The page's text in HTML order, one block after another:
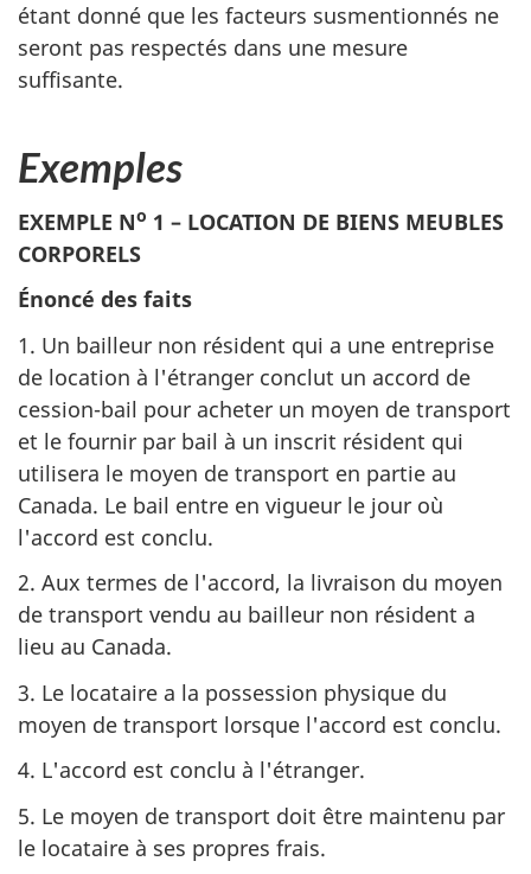
étant donné que les facteurs susmentionnés ne
seront pas respectés dans une mesure
suffisante.
Exemples
EXEMPLE No 1 – LOCATION DE BIENS MEUBLES
CORPORELS
Énoncé des faits
1. Un bailleur non résident qui a une entreprise
de location à l'étranger conclut un accord de
cession-bail pour acheter un moyen de transport
et le fournir par bail à un inscrit résident qui
utilisera le moyen de transport en partie au
Canada. Le bail entre en vigueur le jour où
l'accord est conclu.
2. Aux termes de l'accord, la livraison du moyen
de transport vendu au bailleur non résident a
lieu au Canada.
3. Le locataire a la possession physique du
moyen de transport lorsque l'accord est conclu.
4. L'accord est conclu à l'étranger.
5. Le moyen de transport doit être maintenu par
le locataire à ses propres frais.